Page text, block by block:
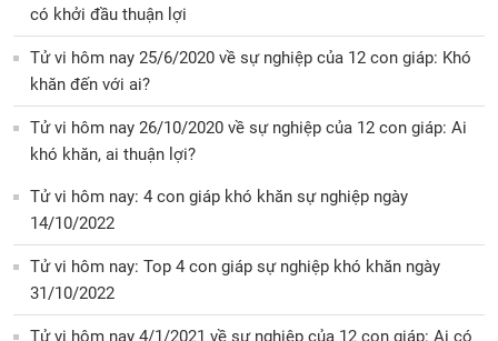
có khởi đầu thuận lợi
Tử vi hôm nay 25/6/2020 về sự nghiệp của 12 con giáp: Khó
khăn đến với ai?
Tử vi hôm nay 26/10/2020 về sự nghiệp của 12 con giáp: Ai
khó khăn, ai thuận lợi?
Tử vi hôm nay: 4 con giáp khó khăn sự nghiệp ngày
14/10/2022
Tử vi hôm nay: Top 4 con giáp sự nghiệp khó khăn ngày
31/10/2022